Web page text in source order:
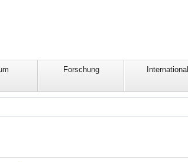
Forschung International